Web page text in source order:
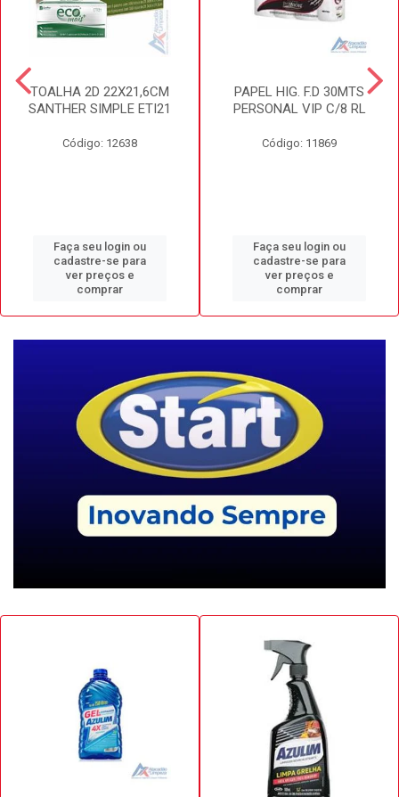
TOALHA 2D 22X21,6CM
SANTHER SIMPLE ETI21
Código: 12638
Faça seu login ou
cadastre-se para
ver preços e
comprar
PAPEL HIG. F.D 30MTS
PERSONAL VIP C/8 RL
Código: 11869
Faça seu login ou
cadastre-se para
ver preços e
comprar